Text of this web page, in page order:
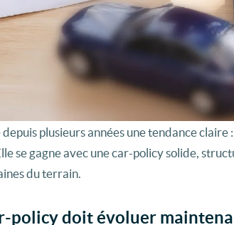
plusieurs années une tendance
se gagne avec une car-policy solide,
du terrain.
policy doit évoluer